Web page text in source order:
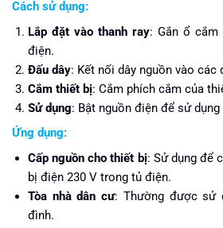
Cách sử dụng:
Lắp đặt vào thanh ray: Gắn ổ cắm
điện.
Đấu dây: Kết nối dây nguồn vào các
Cắm thiết bị: Cắm phích cắm của
Sử dụng: Bật nguồn điện để sử
Ứng dụng:
Cấp nguồn cho thiết bị: Sử dụng để
bị điện 230 V trong tủ điện.
Tòa nhà dân cư: Thường được sử
đình.